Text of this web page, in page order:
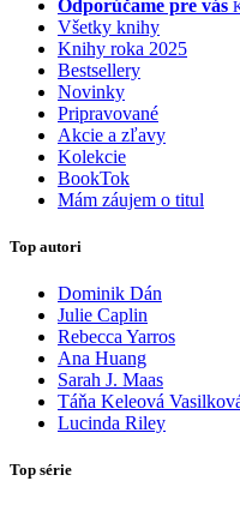
Odporúčame pre vás
Všetky knihy
Knihy roka 2025
Bestsellery
Novinky
Pripravované
Akcie a zľavy
Kolekcie
BookTok
Mám záujem o titul
Top autori
Dominik Dán
Julie Caplin
Rebecca Yarros
Ana Huang
Sarah J. Maas
Táňa Keleová
Lucinda Riley
Top série